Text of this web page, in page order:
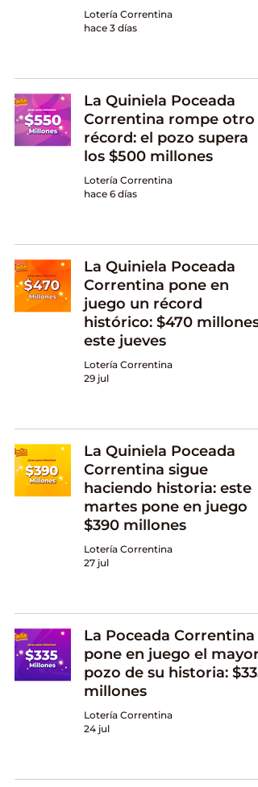
Lotería Correntina
hace 3 días
La Quiniela Poceada
Correntina rompe otro
récord: el pozo supera
los $500 millones
Lotería Correntina
hace 6 días
La Quiniela Poceada
Correntina pone en
juego un récord
histórico: $470 millones
este jueves
Lotería Correntina
29 jul
La Quiniela Poceada
Correntina sigue
haciendo historia: este
martes pone en juego
$390 millones
Lotería Correntina
27 jul
La Poceada Correntina
pone en juego el mayor
pozo de su historia: $335
millones
Lotería Correntina
24 jul